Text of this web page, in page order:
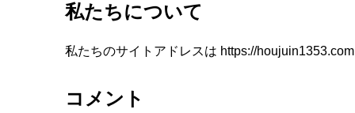
私たちについて
私たちのサイトアドレスは https://houjuin1353.com
コメント